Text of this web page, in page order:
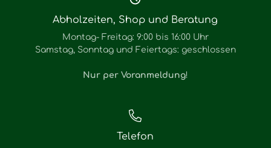
Abholzeiten, Shop und Beratung
Montag- Freitag: 9:00 bis 16:00 Uhr
Samstag, Sonntag und Feiertags: geschlossen
Nur per Voranmeldung!
Telefon